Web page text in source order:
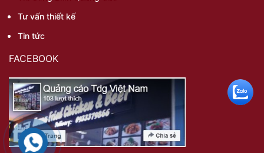
Tư vấn thiết kế
Tin tức
FACEBOOK